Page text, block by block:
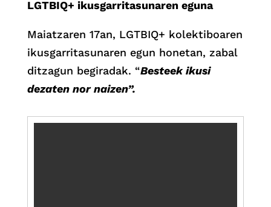
LGTBIQ+ ikusgarritasunaren eguna
Maiatzaren 17an, LGTBIQ+ kolektiboaren
ikusgarritasunaren egun honetan, zabal
ditzagun begiradak. “Besteek ikusi
dezaten nor naizen”.